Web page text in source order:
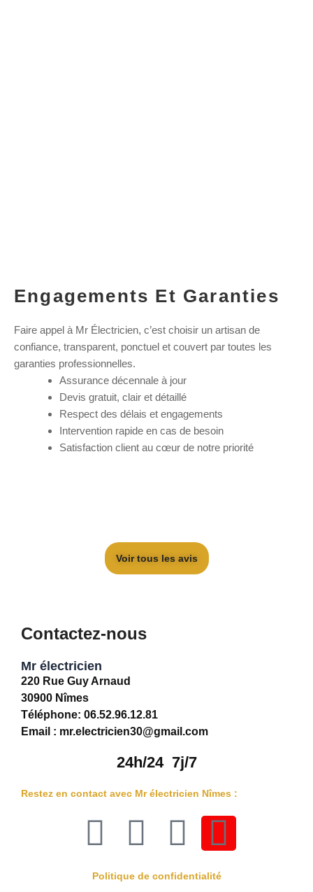
Engagements Et Garanties
Faire appel à Mr Électricien, c’est choisir un artisan de
confiance, transparent, ponctuel et couvert par toutes les
garanties professionnelles.
Assurance décennale à jour
Devis gratuit, clair et détaillé
Respect des délais et engagements
Intervention rapide en cas de besoin
Satisfaction client au cœur de notre priorité
Voir tous les avis
Contactez-nous
Mr électricien
220 Rue Guy Arnaud
30900 Nîmes
Téléphone: 06.52.96.12.81
Email : mr.electricien30@gmail.com
24h/24 7j/7
Restez en contact avec Mr électricien Nîmes :
F
a
I
n
W
h
M
a
Politique de confidentialité